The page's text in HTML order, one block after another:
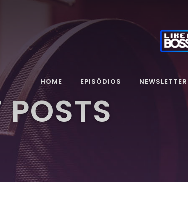
HOME EPISÓDIOS NEWSLETTER
POSTS